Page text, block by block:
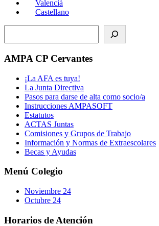
Valencià
Castellano
AMPA CP Cervantes
¡La AFA es tuya!
La Junta Directiva
Pasos para darse de alta como socio/a
Instrucciones AMPASOFT
Estatutos
ACTAS Juntas
Comisiones y Grupos de Trabajo
Información y Normas de Extraescolares
Becas y Ayudas
Menú Colegio
Noviembre 24
Octubre 24
Horarios de Atención